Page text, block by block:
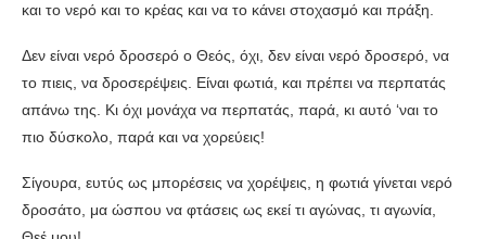
και το νερό και το κρέας και να το κάνει στοχασμό και πράξη.
Δεν είναι νερό δροσερό ο Θεός, όχι, δεν είναι νερό δροσερό, να
το πιεις, να δροσερέψεις. Είναι φωτιά, και πρέπει να περπατάς
απάνω της. Κι όχι μονάχα να περπατάς, παρά, κι αυτό ‘ναι το
πιο δύσκολο, παρά και να χορεύεις!
Σίγουρα, ευτύς ως μπορέσεις να χορέψεις, η φωτιά γίνεται νερό
δροσάτο, μα ώσπου να φτάσεις ως εκεί τι αγώνας, τι αγωνία,